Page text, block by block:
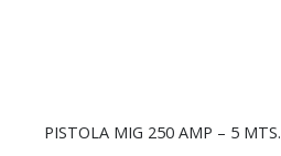
PISTOLA MIG 250 AMP – 5 MTS.